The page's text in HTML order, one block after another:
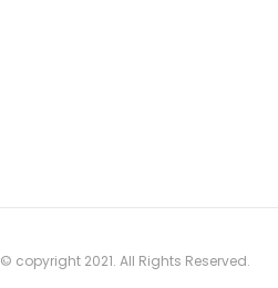
© copyright 2021. All Rights Reserved.